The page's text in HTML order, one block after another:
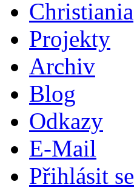
Christiania
Projekty
Archiv
Blog
Odkazy
E-Mail
Přihlásit se